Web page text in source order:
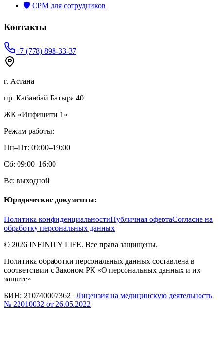
🛡️ СРМ для сотрудников
Контакты
+7 (778) 898-33-37
г. Астана
пр. Кабанбай Батыра 40
ЖК «Инфинити 1»
Режим работы:
Пн–Пт: 09:00–19:00
Сб: 09:00–16:00
Вс: выходной
Юридические документы:
Политика конфиденциальностиПубличная офертаСогласие на
обработку персональных данных
© 2026 INFINITY LIFE. Все права защищены.
Политика обработки персональных данных составлена в
соответствии с Законом РК «О персональных данных и их
защите»
БИН: 210740007362 | Лицензия на медицинскую деятельность
№ 22010032 от 26.05.2022